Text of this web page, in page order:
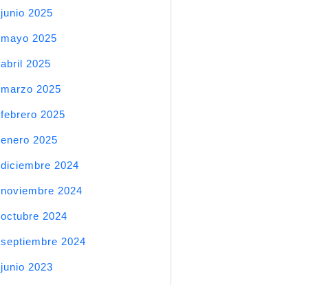
junio 2025
mayo 2025
abril 2025
marzo 2025
febrero 2025
enero 2025
diciembre 2024
noviembre 2024
octubre 2024
septiembre 2024
junio 2023